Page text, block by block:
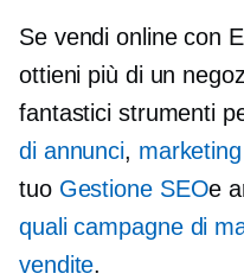
Se vendi online con
ottieni più di un
fantastici strumenti
di annunci,
tuo Gestione SEOe
quali campagne di
vendite.